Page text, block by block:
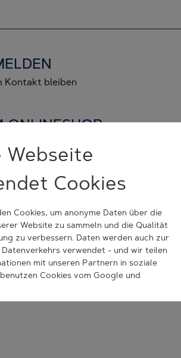
Kontakt bleiben
ONLINESHOP
NEHMEN
| 6000 Kolding | Denmark | +45 7632
| tresu@tresu.com
Consent Settings
Webseite
Cookies
Cookies, um anonyme Daten über die
Website zu sammeln und die Qualität
zu verbessern. Daten werden auch zur
verwendet - und wir teilen
mit unseren Partnern in soziale
Cookies vom Google und